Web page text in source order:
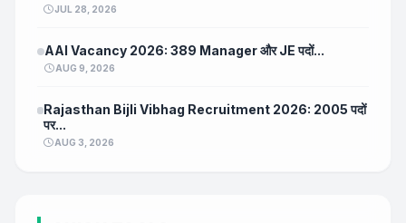
JUL 28, 2026
AAI Vacancy 2026: 389 Manager और JE पदों...
AUG 9, 2026
Rajasthan Bijli Vibhag Recruitment 2026: 2005 पदों
पर...
AUG 3, 2026